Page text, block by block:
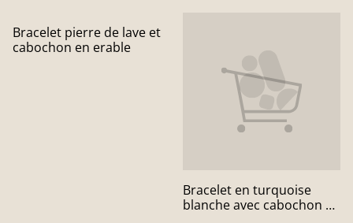
Bracelet pierre de lave et
cabochon en erable
Bracelet en turquoise
blanche avec cabochon en